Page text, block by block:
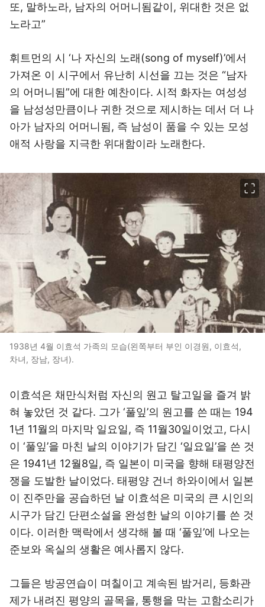
또, 말하노라, 남자의 어머니됨같이, 위대한 것은 없
노라고”
휘트먼의 시 ‘나 자신의 노래(song of myself)’에서
가져온 이 시구에서 유난히 시선을 끄는 것은 “남자
의 어머니됨”에 대한 예찬이다. 시적 화자는 여성성
을 남성성만큼이나 귀한 것으로 제시하는 데서 더 나
아가 남자의 어머니됨, 즉 남성이 품을 수 있는 모성
애적 사랑을 지극한 위대함이라 노래한다.
1938년 4월 이효석 가족의 모습(왼쪽부터 부인 이경원, 이효석,
차녀, 장남, 장녀).
이효석은 채만식처럼 자신의 원고 탈고일을 즐겨 밝
혀 놓았던 것 같다. 그가 ‘풀잎’의 원고를 쓴 때는 194
1년 11월의 마지막 일요일, 즉 11월30일이었고, 다시
이 ‘풀잎’을 마친 날의 이야기가 담긴 ‘일요일’을 쓴 것
은 1941년 12월8일, 즉 일본이 미국을 향해 태평양전
쟁을 도발한 날이었다. 태평양 건너 하와이에서 일본
이 진주만을 공습하던 날 이효석은 미국의 큰 시인의
시구가 담긴 단편소설을 완성한 날의 이야기를 쓴 것
이다. 이러한 맥락에서 생각해 볼 때 ‘풀잎’에 나오는
준보와 옥실의 생활은 예사롭지 않다.
그들은 방공연습이 며칠이고 계속된 밤거리, 등화관
제가 내려진 평양의 골목을, 통행을 막는 고함소리가